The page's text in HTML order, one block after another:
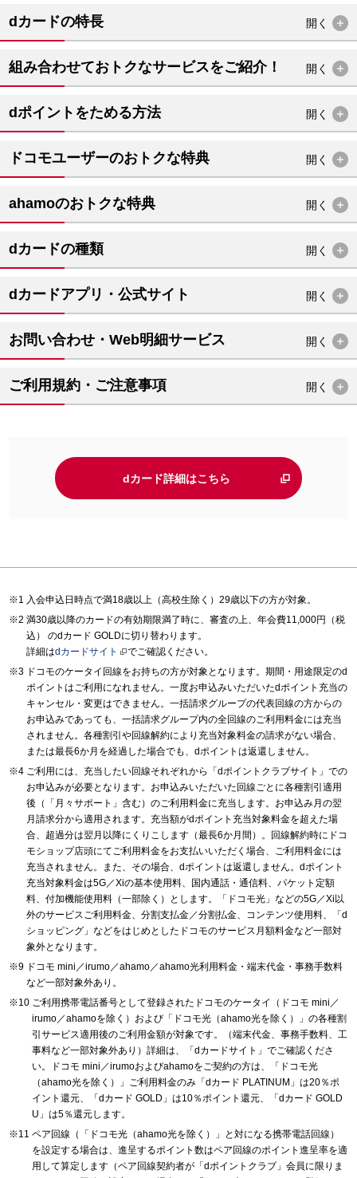
dカードの特長 開く
組み合わせておトクなサービスをご紹介！ 開く
dポイントをためる方法 開く
ドコモユーザーのおトクな特典 開く
ahamoのおトクな特典 開く
dカードの種類 開く
dカードアプリ・公式サイト 開く
お問い合わせ・Web明細サービス 開く
ご利用規約・ご注意事項 開く
dカード詳細はこちら
入会申込日時点で満18歳以上（高校生除く）29歳以下の方が対象。
満30歳以降のカードの有効期限満了時に、審査の上、年会費11,000円（税
込） のdカード GOLDに切り替わります。
詳細はdカードサイト
でご確認ください。
ドコモのケータイ回線をお持ちの方が対象となります。期間・用途限定のd
ポイントはご利用になれません。一度お申込みいただいたdポイント充当の
キャンセル・変更はできません。一括請求グループの代表回線の方からの
お申込みであっても、一括請求グループ内の全回線のご利用料金には充当
されません。各種割引や回線解約により充当対象料金の請求がない場合、
または最長6か月を経過した場合でも、dポイントは返還しません。
ご利用には、充当したい回線それぞれから「dポイントクラブサイト」での
お申込みが必要となります。お申込みいただいた回線ごとに各種割引適用
後（「月々サポート」含む）のご利用料金に充当します。お申込み月の翌
月請求分から適用されます。充当額がdポイント充当対象料金を超えた場
合、超過分は翌月以降にくりこします（最長6か月間）。回線解約時にドコ
モショップ店頭にてご利用料金をお支払いいただく場合、ご利用料金には
充当されません。また、その場合、dポイントは返還しません。dポイント
充当対象料金は5G／Xiの基本使用料、国内通話・通信料、パケット定額
料、付加機能使用料（一部除く）とします。「ドコモ光」などの5G／Xi以
外のサービスご利用料金、分割支払金／分割払金、コンテンツ使用料、「d
ショッピング」などをはじめとしたドコモのサービス月額料金など一部対
象外となります。
ドコモ mini／irumo／ahamo／ahamo光利用料金・端末代金・事務手数料
など一部対象外あり。
ご利用携帯電話番号として登録されたドコモのケータイ（ドコモ mini／
irumo／ahamoを除く）および「ドコモ光（ahamo光を除く）」の各種割
引サービス適用後のご利用金額が対象です。（端末代金、事務手数料、工
事料など一部対象外あり）詳細は、「dカードサイト」でご確認くださ
い。ドコモ mini／irumoおよびahamoをご契約の方は、「ドコモ光
（ahamo光を除く）」ご利用料金のみ「dカード PLATINUM」は20％ポ
イント還元、「dカード GOLD」は10％ポイント還元、「dカード GOLD
U」は5％還元します。
ペア回線（「ドコモ光（ahamo光を除く）」と対になる携帯電話回線）
を設定する場合は、進呈するポイント数はペア回線のポイント進呈率を適
用して算定します（ペア回線契約者が「dポイントクラブ」会員に限りま